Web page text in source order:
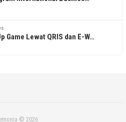
Game Lewat QRIS dan E-W…
© 2026